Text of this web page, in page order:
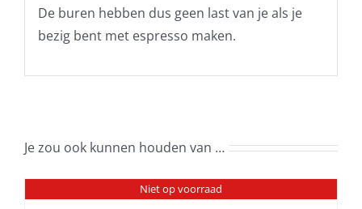
De buren hebben dus geen last van je als je
bezig bent met espresso maken.
Je zou ook kunnen houden van …
Niet op voorraad